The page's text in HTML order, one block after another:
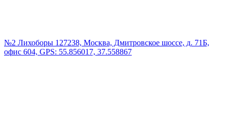
№2 Лихоборы 127238, Москва, Дмитровское шоссе, д. 71Б,
офис 604, GPS: 55.856017, 37.558867